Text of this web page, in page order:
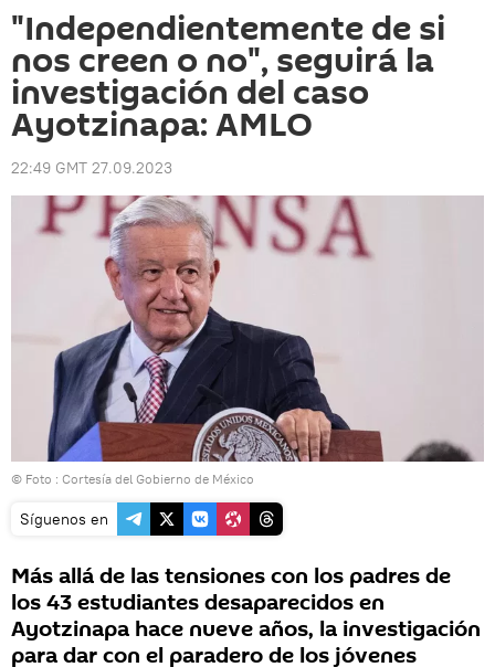
"Independientemente de si
nos creen o no", seguirá la
investigación del caso
Ayotzinapa: AMLO
22:49 GMT 27.09.2023
© Foto : Cortesía del Gobierno de México
Síguenos en
Más allá de las tensiones con los padres de
los 43 estudiantes desaparecidos en
Ayotzinapa hace nueve años, la investigación
para dar con el paradero de los jóvenes